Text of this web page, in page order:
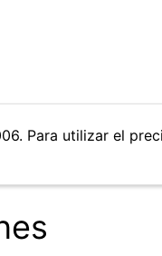
Para utilizar el